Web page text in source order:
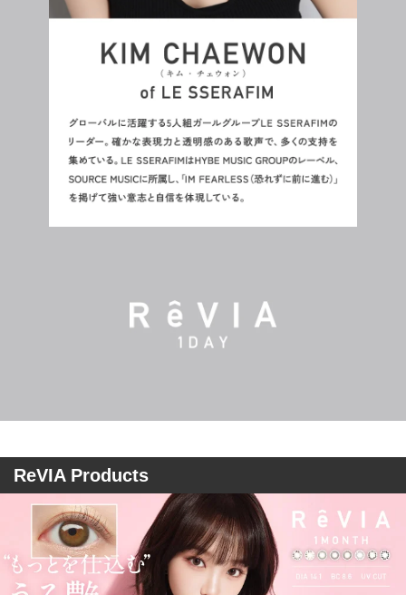
ReVIA Products